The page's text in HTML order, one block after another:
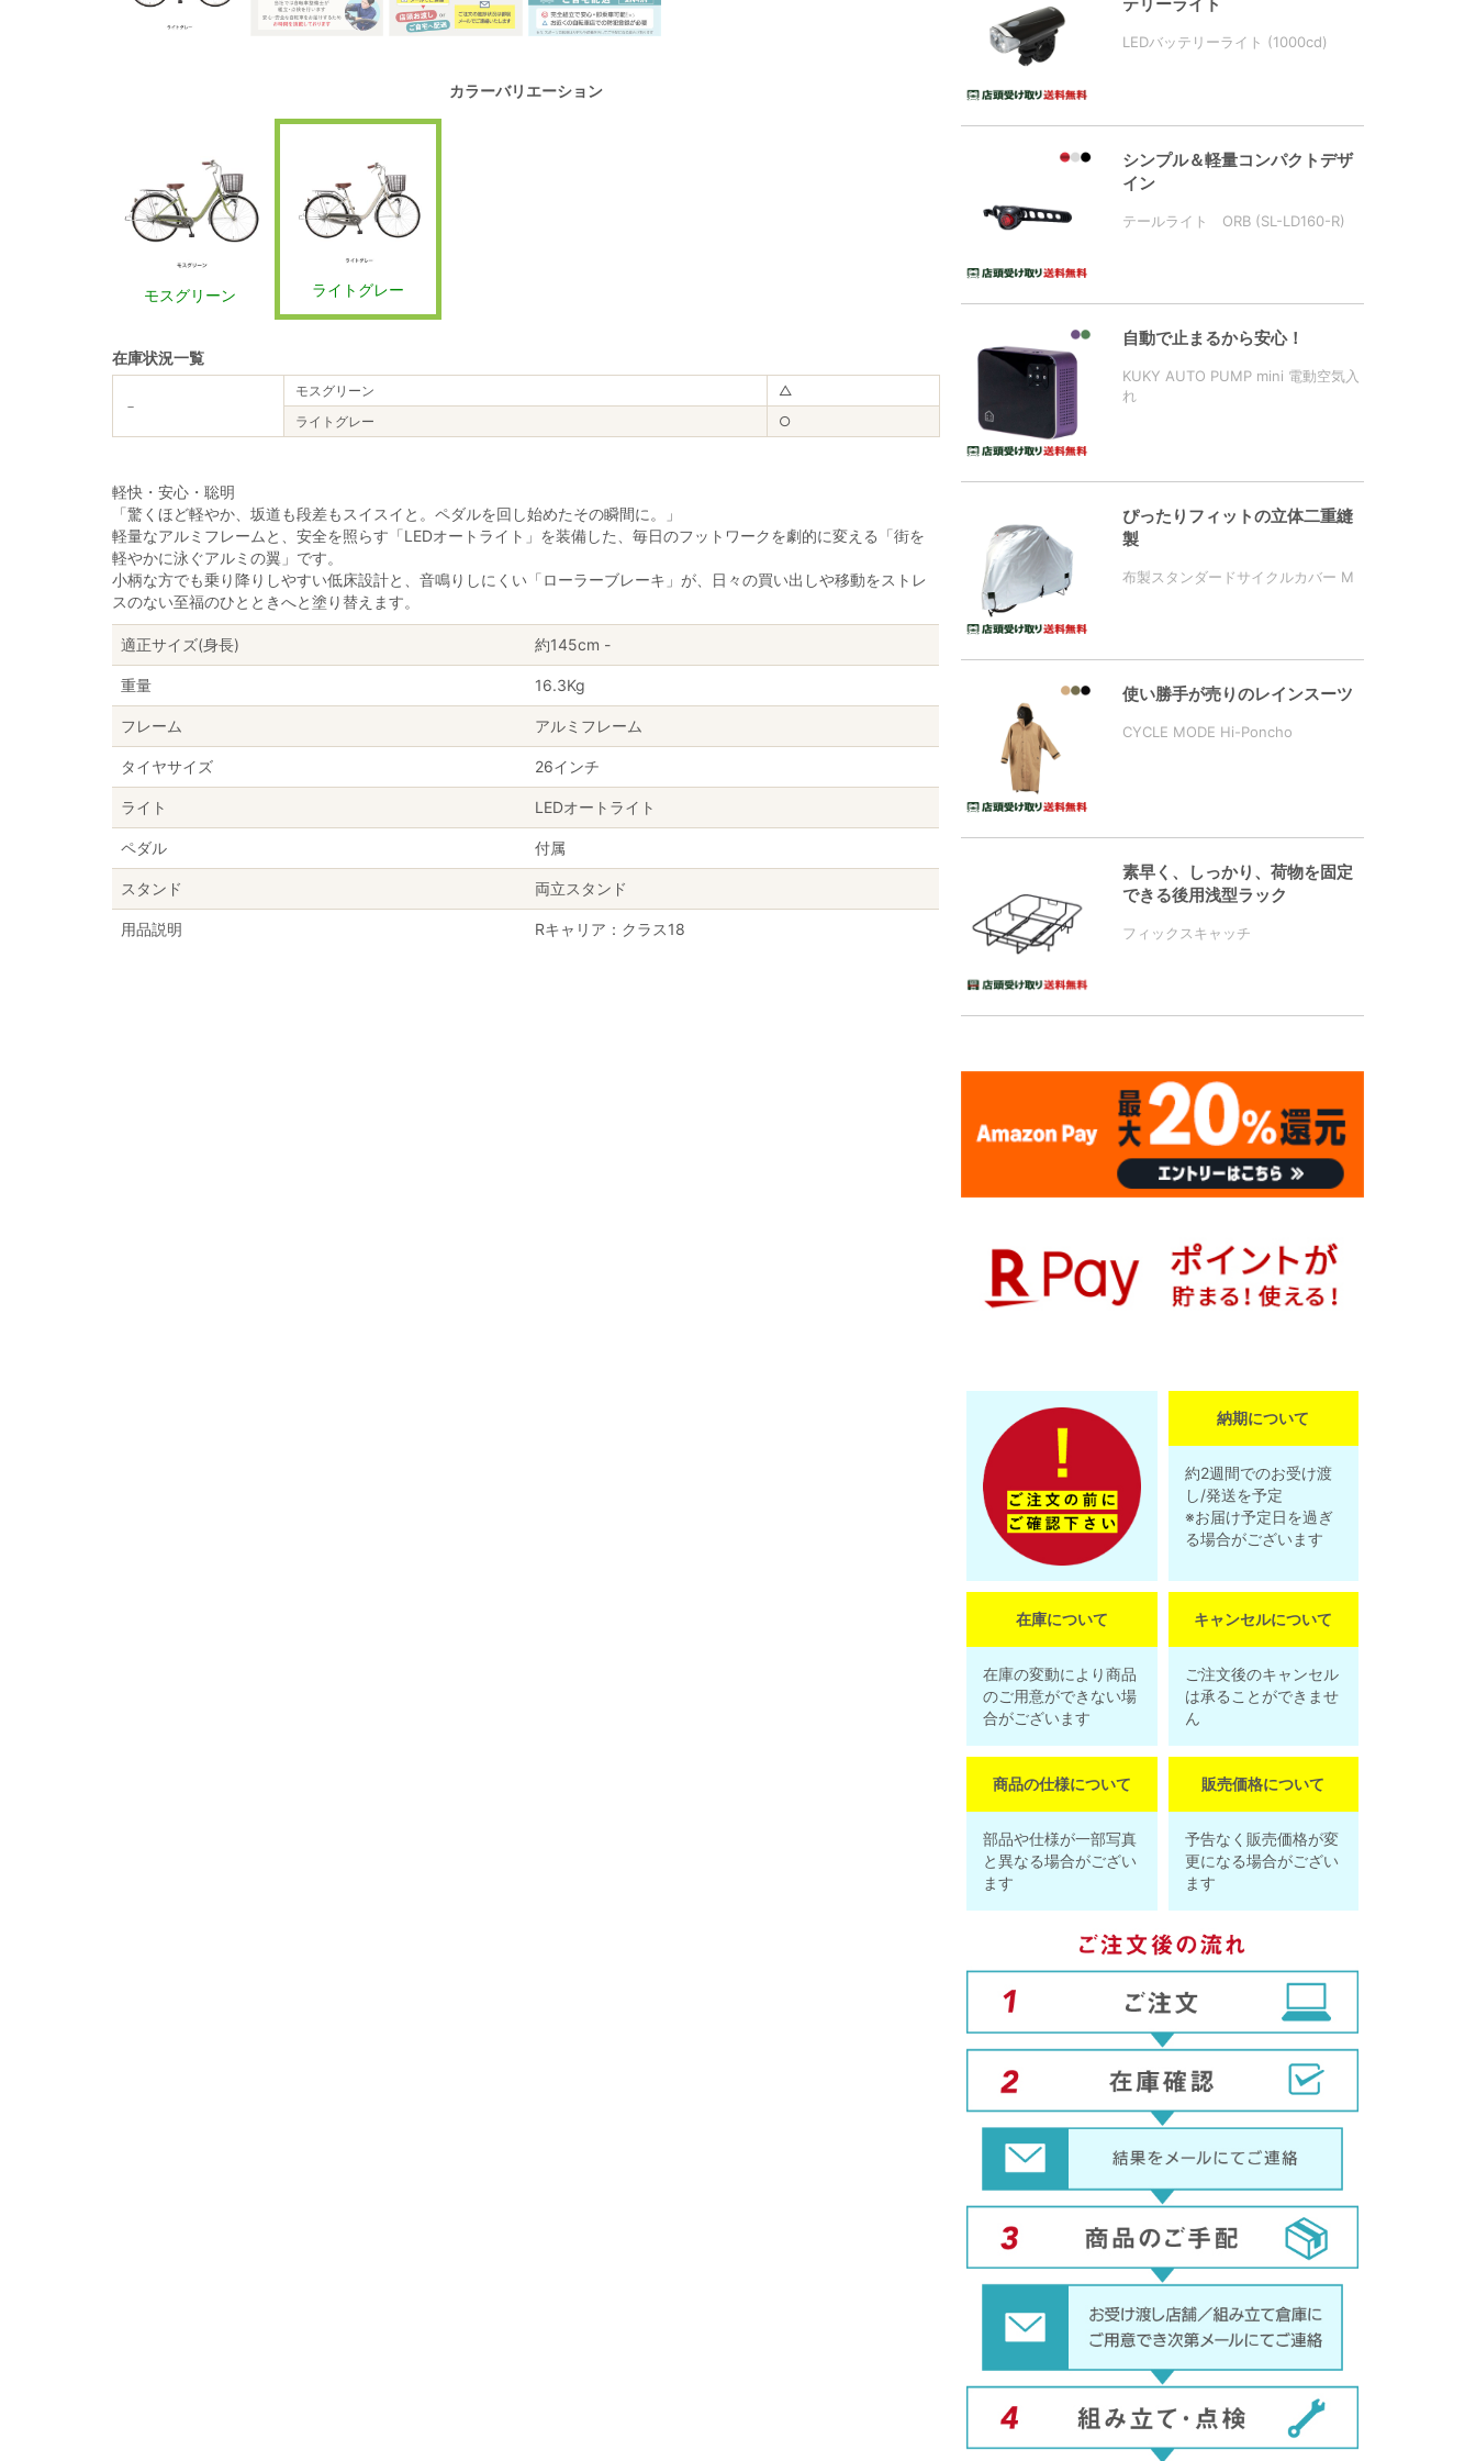
カラーバリエーション
モスグリーン ライトグレー
在庫状況一覧
－
モスグリーン
△
ライトグレー
○
軽快・安心・聡明
「驚くほど軽やか、坂道も段差もスイスイと。ペダルを回し始めたその瞬間に。」
軽量なアルミフレームと、安全を照らす「LEDオートライト」を装備した、毎日のフットワークを劇的に変える「街を
軽やかに泳ぐアルミの翼」です。
小柄な方でも乗り降りしやすい低床設計と、音鳴りしにくい「ローラーブレーキ」が、日々の買い出しや移動をストレ
スのない至福のひとときへと塗り替えます。
適正サイズ(身長) 約145cm -
重量 16.3Kg
フレーム アルミフレーム
タイヤサイズ 26インチ
ライト LEDオートライト
ペダル 付属
スタンド 両立スタンド
用品説明 Rキャリア：クラス18
テリーライト
LEDバッテリーライト (1000cd)
シンプル＆軽量コンパクトデザ
イン
テールライト ORB (SL-LD160-R)
自動で止まるから安心！
KUKY AUTO PUMP mini 電動空気入
れ
ぴったりフィットの立体二重縫
製
布製スタンダードサイクルカバー M
使い勝手が売りのレインスーツ
CYCLE MODE Hi-Poncho
素早く、しっかり、荷物を固定
できる後用浅型ラック
フィックスキャッチ
納期について
約2週間でのお受け渡
し/発送を予定
※お届け予定日を過ぎ
る場合がございます
在庫について
在庫の変動により商品
のご用意ができない場
合がございます
キャンセルについて
ご注文後のキャンセル
は承ることができませ
ん
商品の仕様について
部品や仕様が一部写真
と異なる場合がござい
ます
販売価格について
予告なく販売価格が変
更になる場合がござい
ます